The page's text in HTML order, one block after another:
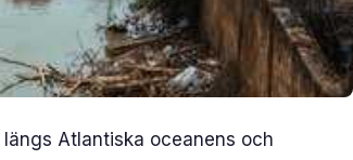
Atlantiska oceanens och